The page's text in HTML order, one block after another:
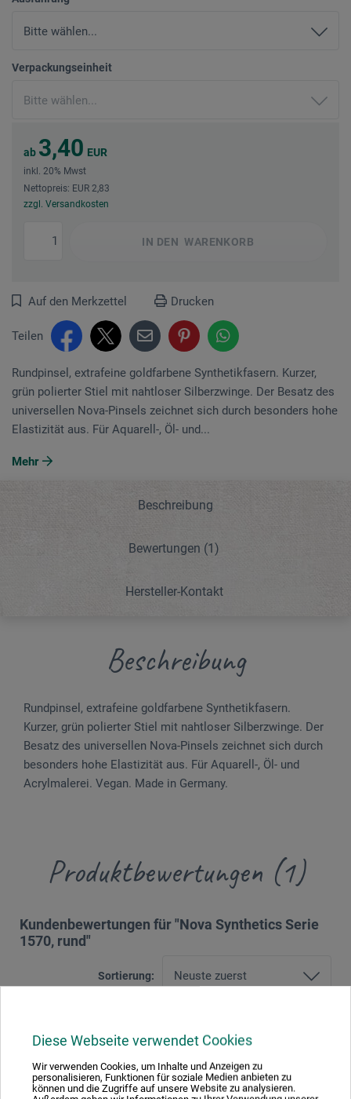
Diese Webseite verwendet Cookies
Wir verwenden Cookies, um Inhalte und Anzeigen zu
personalisieren, Funktionen für soziale Medien anbieten zu
können und die Zugriffe auf unsere Website zu analysieren.
Verpackungseinheit
ab 3,40 EUR
inkl. 20% Mwst
Nettopreis: EUR 2,83
zzgl. Versandkosten
IN DEN WARENKORB
Auf den Merkzettel Drucken
Teilen
Rundpinsel, extrafeine goldfarbene Synthetikfasern. Kurzer,
grün polierter Stiel mit nahtloser Silberzwinge. Der Besatz des
universellen Nova-Pinsels zeichnet sich durch besonders hohe
Elasti­zität aus. Für Aquarell-, Öl- und...
Mehr
Beschreibung
Bewertungen (1)
Hersteller-Kontakt
Beschreibung
Rundpinsel, extrafeine goldfarbene Synthetikfasern.
Kurzer, grün polierter Stiel mit nahtloser Silberzwinge. Der
Besatz des universellen Nova-Pinsels zeichnet sich durch
besonders hohe Elasti­zität aus. Für Aquarell-, Öl- und
Acrylmalerei. Vegan. Made in Germany.
Produktbewertungen (1)
Kundenbewertungen für "Nova Synthetics Serie
1570, rund"
Sortierung:
5 Sterne
3 Sterne
1
2 Sterne